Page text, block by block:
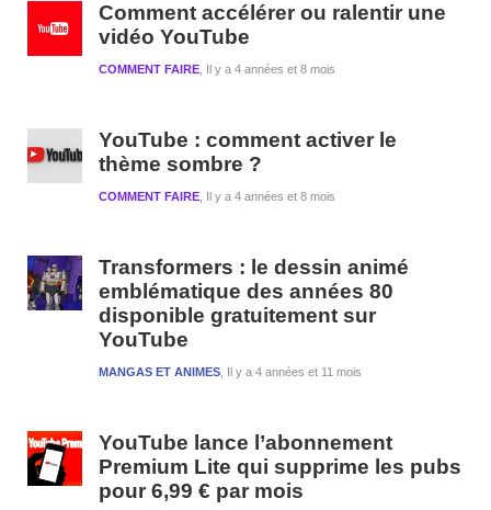
Comment accélérer ou ralentir une
vidéo YouTube
Il y a 4 années et 8 mois
COMMENT FAIRE
YouTube : comment activer le
thème sombre ?
Il y a 4 années et 8 mois
COMMENT FAIRE
Transformers : le dessin animé
emblématique des années 80
disponible gratuitement sur
YouTube
Il y a 4 années et 11 mois
MANGAS ET ANIMES
YouTube lance l’abonnement
Premium Lite qui supprime les pubs
pour 6,99 € par mois